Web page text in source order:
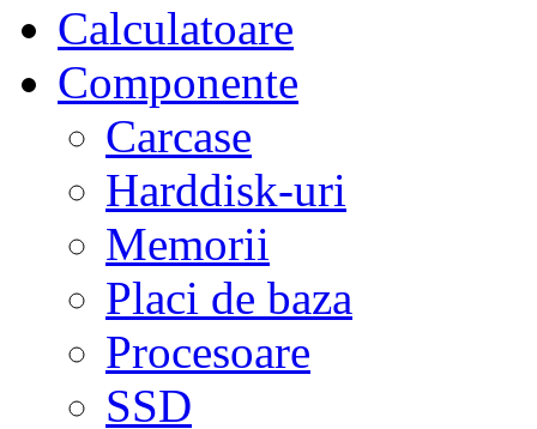
Calculatoare
Componente
Carcase
Harddisk-uri
Memorii
Placi de baza
Procesoare
SSD